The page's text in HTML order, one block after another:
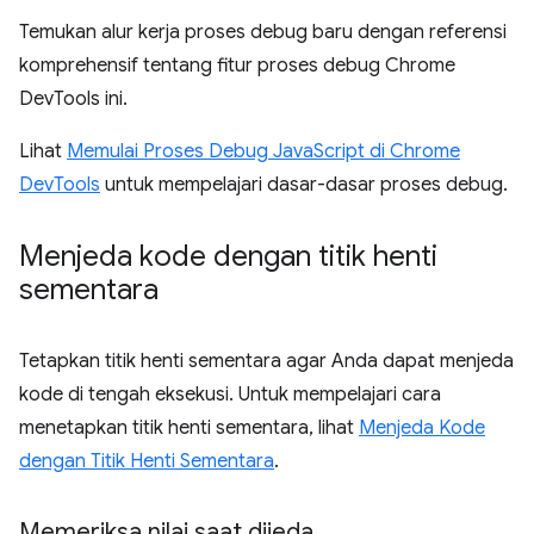
Temukan alur kerja proses debug baru dengan referensi
komprehensif tentang fitur proses debug Chrome
DevTools ini.
Lihat Memulai Proses Debug JavaScript di Chrome
DevTools untuk mempelajari dasar-dasar proses debug.
Menjeda kode dengan titik henti
sementara
Tetapkan titik henti sementara agar Anda dapat menjeda
kode di tengah eksekusi. Untuk mempelajari cara
menetapkan titik henti sementara, lihat Menjeda Kode
dengan Titik Henti Sementara.